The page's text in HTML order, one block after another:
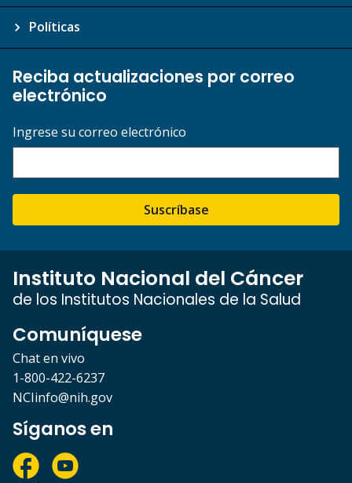
Políticas
Reciba actualizaciones por correo
electrónico
Ingrese su correo electrónico
Suscríbase
Instituto Nacional del Cáncer
de los Institutos Nacionales de la Salud
Comuníquese
Chat en vivo
1-800-422-6237
NCIinfo@nih.gov
Síganos en